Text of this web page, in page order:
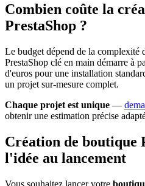
Combien coûte la
PrestaShop ?
Le budget dépend de la complexité
PrestaShop clé en main démarre à
d'euros pour une installation
un projet sur-mesure complet.
Chaque projet est unique —
obtenir une estimation précise
Création de boutique
l'idée au lancement
Vous souhaitez lancer votre